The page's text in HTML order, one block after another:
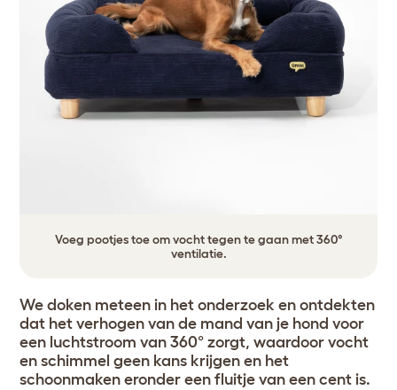
Voeg pootjes toe om vocht tegen te gaan met 360°
ventilatie.
We doken meteen in het onderzoek en ontdekten
dat het verhogen van de mand van je hond voor
een luchtstroom van 360° zorgt, waardoor vocht
en schimmel geen kans krijgen en het
schoonmaken eronder een fluitje van een cent is.